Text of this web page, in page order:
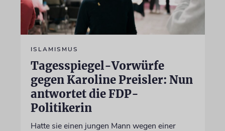
ISLAMISMUS
Tagesspiegel-Vorwürfe
gegen Karoline Preisler: Nun
antwortet die FDP-
Politikerin
Hatte sie einen jungen Mann wegen einer